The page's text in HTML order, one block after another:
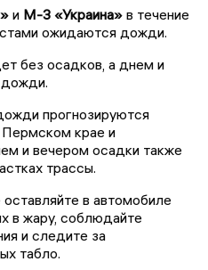
и М-3 «Украина» в течение
ожидаются дожди.
без осадков, а днем и
прогнозируются
крае и
и вечером осадки также
трассы.
в автомобиле
в жару, соблюдайте
и следите за
табло.